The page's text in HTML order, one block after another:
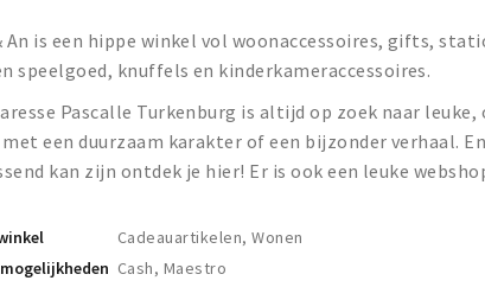
An is een hippe winkel vol woonaccessoires, gifts,
speelgoed, knuffels en kinderkameraccessoires.
Pascalle Turkenburg is altijd op zoek naar
een duurzaam karakter of een bijzonder verhaal.
kan zijn ontdek je hier! Er is ook een leuke
Cadeauartikelen, Wonen
Cash, Maestro